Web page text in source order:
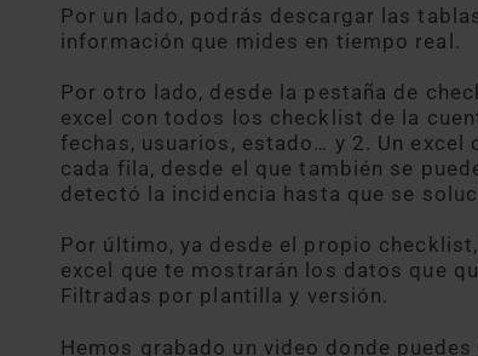
Por un lado, podrás descargar las
información que mides en tiempo real.
Por otro lado, desde la pestaña de
excel con todos los checklist de la
fechas, usuarios, estado… y 2. Un
cada fila, desde el que también se
detectó la incidencia hasta que se
Por último, ya desde el propio
excel que te mostrarán los datos que
Filtradas por plantilla y versión.
Hemos grabado un video donde